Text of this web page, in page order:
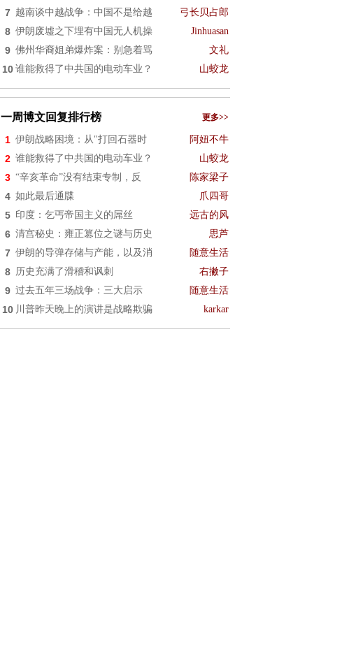
7 越南谈中越战争：中国不是给越 弓长贝占郎
8 伊朗废墟之下埋有中国无人机操 Jinhuasan
9 佛州华裔姐弟爆炸案：别急着骂 文礼
10 谁能救得了中共国的电动车业？ 山蛟龙
一周博文回复排行榜 更多>>
1 伊朗战略困境：从"打回石器时 阿妞不牛
2 谁能救得了中共国的电动车业？ 山蛟龙
3 “辛亥革命”没有结束专制，反 陈家梁子
4 如此最后通牒 爪四哥
5 印度：乞丐帝国主义的屌丝 远古的风
6 清宫秘史：雍正篡位之谜与历史 思芦
7 伊朗的导弹存储与产能，以及消 随意生活
8 历史充满了滑稽和讽刺 右撇子
9 过去五年三场战争：三大启示 随意生活
10 川普昨天晚上的演讲是战略欺骗 karkar